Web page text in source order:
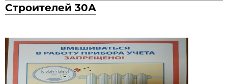
Строителей 30А